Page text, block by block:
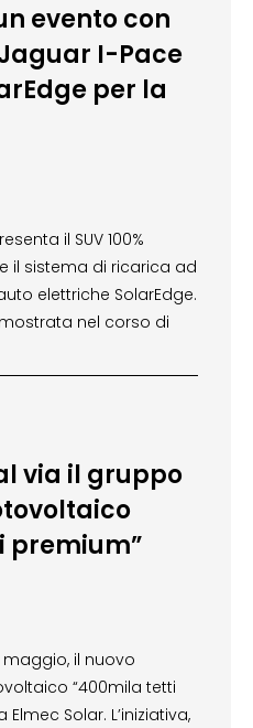
evento con
I-Pace
per la
il SUV 100%
il sistema di ricarica ad
elettriche SolarEdge.
nel corso di
via il gruppo
premium”
maggio, il nuovo
“400mila tetti
Solar. L’iniziativa,